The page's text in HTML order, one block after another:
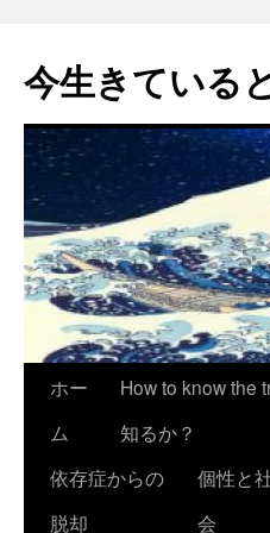
今生きている
テ
ホー
ム
How to know the
知るか？
依存症からの
脱却
個性と
会